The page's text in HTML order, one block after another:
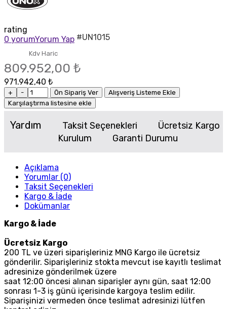
rating
0 yorumYorum Yap #UN1015
Kdv Haric
809.952,00 ₺
971.942,40 ₺
+ - Ön Sipariş Ver
Alışveriş Listeme Ekle
Karşılaştırma listesine ekle
Yardım Taksit Seçenekleri
Ücretsiz Kargo
Kurulum
Garanti Durumu
Açıklama
Yorumlar (0)
Taksit Seçenekleri
Kargo & İade
Dokümanlar
Kargo & İade
Ücretsiz Kargo
200 TL ve üzeri siparişleriniz MNG Kargo ile ücretsiz
gönderilir. Siparişleriniz stokta mevcut ise kayıtlı teslimat
adresinize gönderilmek üzere
saat 12:00 öncesi alınan siparişler aynı gün, saat 12:00
sonrası 1-3 iş günü içerisinde kargoya teslim edilir.
Siparişinizi vermeden önce teslimat adresinizi lütfen